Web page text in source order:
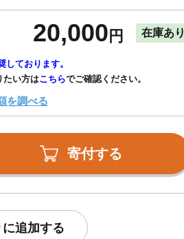
20,000 円 在庫あり
しております。
たい方はこちらでご確認ください。
を調べる
寄付する
追加する